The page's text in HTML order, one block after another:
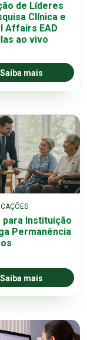
de Líderes
Clínica e
Affairs EAD
ao vivo
Saiba mais
para Instituição
Permanência
Saiba mais